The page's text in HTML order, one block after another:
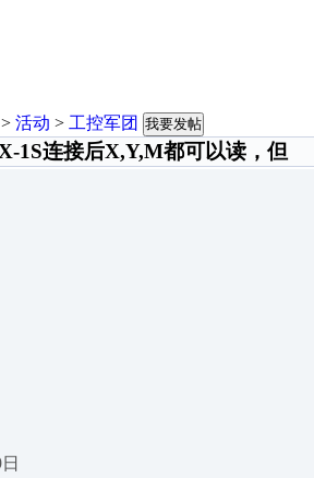
活动 > 工控军团 我要发帖
1S连接后X,Y,M都可以读，但